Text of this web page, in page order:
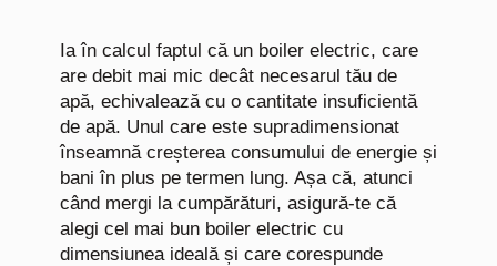
Ia în calcul faptul că un boiler electric, care
are debit mai mic decât necesarul tău de
apă, echivalează cu o cantitate insuficientă
de apă. Unul care este supradimensionat
înseamnă creșterea consumului de energie și
bani în plus pe termen lung. Așa că, atunci
când mergi la cumpărături, asigură-te că
alegi cel mai bun boiler electric cu
dimensiunea ideală și care corespunde